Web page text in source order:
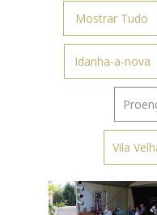
Mostrar Tudo
Idanha-a-nova
Vila